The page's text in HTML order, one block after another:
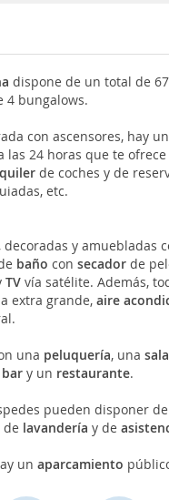
dispone de un total de 67
4 bungalows.
con ascensores, hay
las 24 horas que te
de coches y de
etc.
decoradas y amuebladas
baño con secador de
TV ví­a satélite. Además,
extra grande, aire
una peluquería, una
bar y un restaurante.
pueden disponer
de lavandería y de
un aparcamiento